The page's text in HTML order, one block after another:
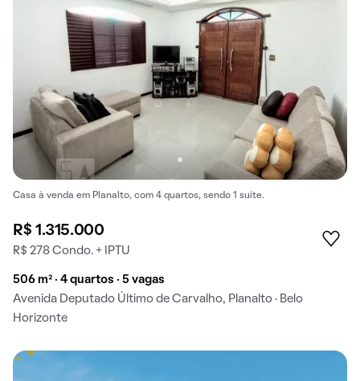
Casa à venda em Planalto, com 4 quartos, sendo 1 suíte.
R$ 1.315.000
R$ 278 Condo. + IPTU
506 m² · 4 quartos · 5 vagas
Avenida Deputado Último de Carvalho, Planalto · Belo
Horizonte